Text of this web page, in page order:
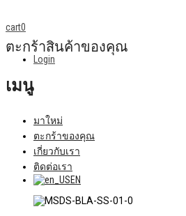
Login
cart0
ตะกร้าสินค้าของคุณ
เมนู
มาใหม่
ตะกร้าของคุณ
เกี่ยวกับเรา
ติดต่อเรา
EN